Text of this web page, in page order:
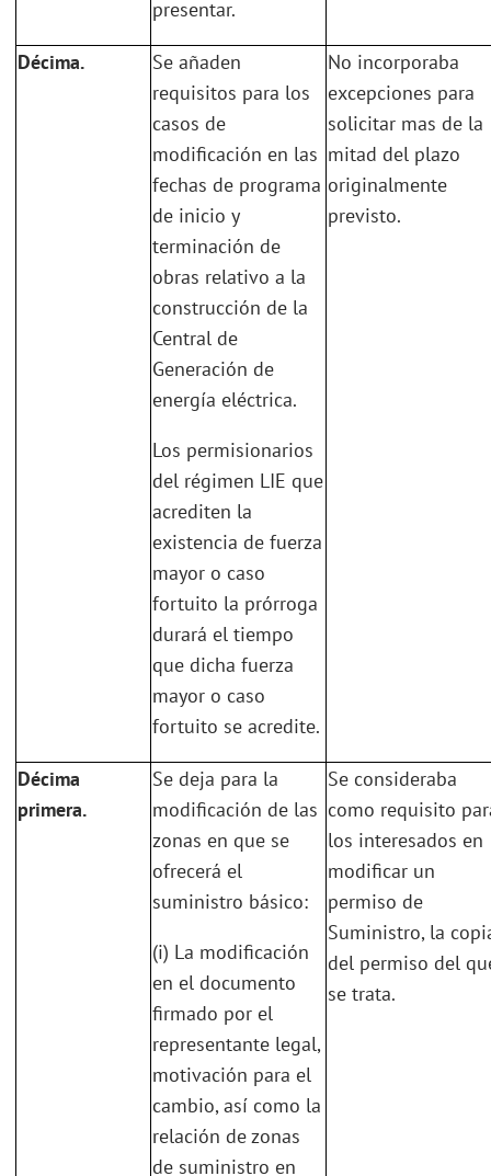
presentar.
Décima.
Se añaden
requisitos para los
casos de
modificación en las
fechas de programa
de inicio y
terminación de
obras relativo a la
construcción de la
Central de
Generación de
energía eléctrica.
Los permisionarios
del régimen LIE que
acrediten la
existencia de fuerza
mayor o caso
fortuito la prórroga
durará el tiempo
que dicha fuerza
mayor o caso
fortuito se acredite.
No incorporaba
excepciones para
solicitar mas de la
mitad del plazo
originalmente
previsto.
Décima
primera.
Se deja para la
modificación de las
zonas en que se
ofrecerá el
suministro básico:
(i) La modificación
en el documento
firmado por el
representante legal,
motivación para el
cambio, así como la
relación de zonas
de suministro en
Se consideraba
como requisito
los interesados en
modificar un
permiso de
Suministro, la
del permiso del
se trata.